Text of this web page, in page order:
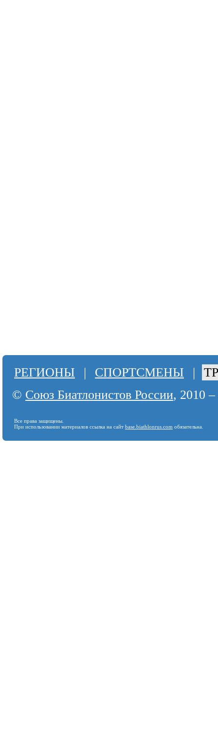
РЕГИОНЫ | СПОРТСМЕНЫ |
© Союз Биатлонистов России, 2010
Все права защищены.
При использовании материалов ссылка на сайт base.biathlonrus.com обязательна.